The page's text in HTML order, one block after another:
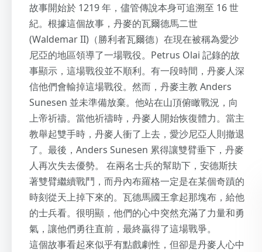
故事開始於 1219 年，儘管傳說本身可追溯至 16 世
紀。根據這個故事，丹麥的瓦爾德馬二世
(Waldemar II)（勝利者瓦爾德）在現在被稱為愛沙
尼亞的地區領導了一場戰役。Petrus Olai 記錄的故
事顯示，這場戰役並不順利。有一段時間，丹麥人深
信他們會輸掉這場戰役。然而，丹麥主教 Anders
Sunesen 並未準備放棄。他站在山頂俯瞰戰況，向
上帝祈禱。當他祈禱時，丹麥人開始恢復體力。當主
教舉起雙手時，丹麥人衝了上去，愛沙尼亞人則撤退
了。最後，Anders Sunesen 累得讓雙臂垂下，丹麥
人再次失去優勢。 在兩名士兵的幫助下，安德斯扶
著雙臂繼續戰鬥，而丹內布羅格一定是在某個奇蹟的
時刻從天上掉下來的。瓦德馬國王拿起那塊布，給他
的士兵看。很明顯，他們的心中突然充滿了力量和勇
氣，讓他們勇往直前，最終贏得了這場戰爭。
這個故事看起來似乎有點戲劇性，但卻是丹麥人心中